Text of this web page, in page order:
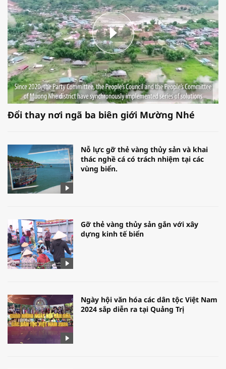
Đổi thay nơi ngã ba biên giới Mường Nhé
Nỗ lực gỡ thẻ vàng thủy sản và khai
thác nghề cá có trách nhiệm tại các
vùng biển.
Gỡ thẻ vàng thủy sản gắn với xây
dựng kinh tế biển
Ngày hội văn hóa các dân tộc Việt Nam
2024 sắp diễn ra tại Quảng Trị